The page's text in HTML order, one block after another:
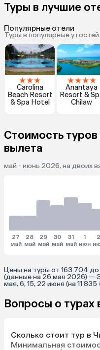
Туры в лучшие
Популярные отели
Туры в популярные у
★★★
Carolina
Beach Resort
& Spa Hotel
★★★★
Anantaya
Resort &
Chilaw
Стоимость
вылета
май - июнь 2026, на двоих
27
май
28
май
29
май
30
май
31
май
1
июн
2
Цены на туры от 163 704
(данные на 26 мая 2026) —
мая, 6, 15, 22 июня (на 11
Вопросы о турах
Сколько стоит тур в
Минимальная